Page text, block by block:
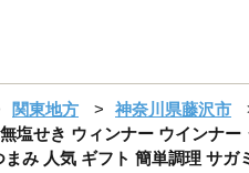
関東地方 神奈川県藤沢市
塩せき ウィンナー ウインナ
み 人気 ギフト 簡単調理 サ